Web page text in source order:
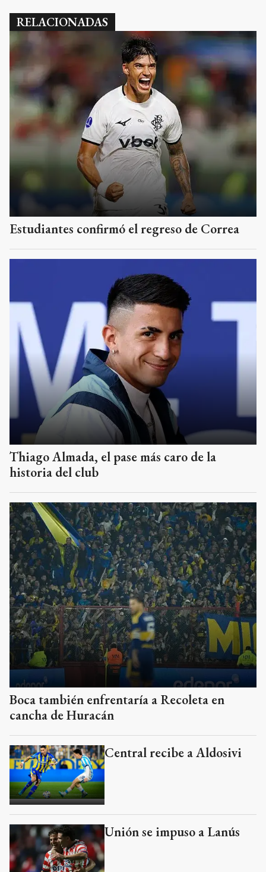
RELACIONADAS
Estudiantes confirmó el regreso de Correa
Thiago Almada, el pase más caro de la
historia del club
Boca también enfrentaría a Recoleta en
cancha de Huracán
Central recibe a Aldosivi
Unión se impuso a Lanús